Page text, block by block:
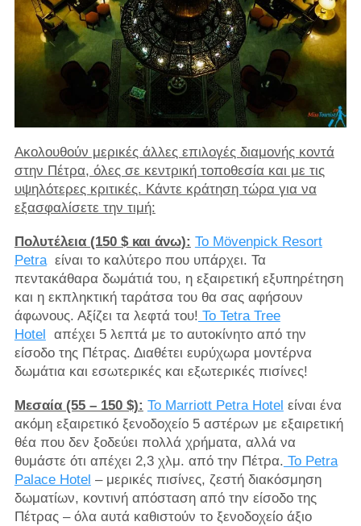
Ακολουθούν μερικές άλλες επιλογές διαμονής κοντά
στην Πέτρα, όλες σε κεντρική τοποθεσία και με τις
υψηλότερες κριτικές. Κάντε κράτηση τώρα για να
εξασφαλίσετε την τιμή:
Πολυτέλεια (150 $ και άνω): Το Mövenpick Resort
Petraείναι το καλύτερο που υπάρχει. Τα
πεντακάθαρα δωμάτιά του, η εξαιρετική εξυπηρέτηση
και η εκπληκτική ταράτσα του θα σας αφήσουν
άφωνους. Αξίζει τα λεφτά του! Το Tetra Tree
Hotel απέχει 5 λεπτά με το αυτοκίνητο από την
είσοδο της Πέτρας. Διαθέτει ευρύχωρα μοντέρνα
δωμάτια και εσωτερικές και εξωτερικές πισίνες!
Μεσαία (55 – 150 $): Το Marriott Petra Hotel είναι ένα
ακόμη εξαιρετικό ξενοδοχείο 5 αστέρων με εξαιρετική
θέα που δεν ξοδεύει πολλά χρήματα, αλλά να
θυμάστε ότι απέχει 2,3 χλμ. από την Πέτρα. Το Petra
Palace Hotel – μερικές πισίνες, ζεστή διακόσμηση
δωματίων, κοντινή απόσταση από την είσοδο της
Πέτρας – όλα αυτά καθιστούν το ξενοδοχείο άξιο